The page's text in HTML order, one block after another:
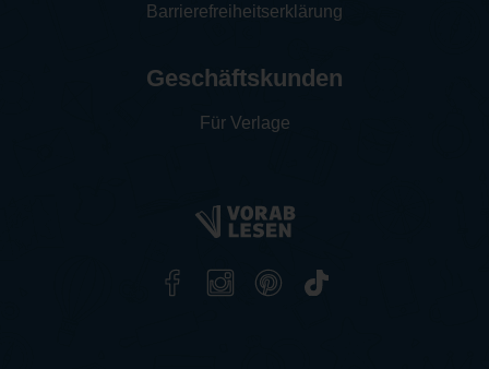
Barrierefreiheitserklärung
Geschäftskunden
Für Verlage